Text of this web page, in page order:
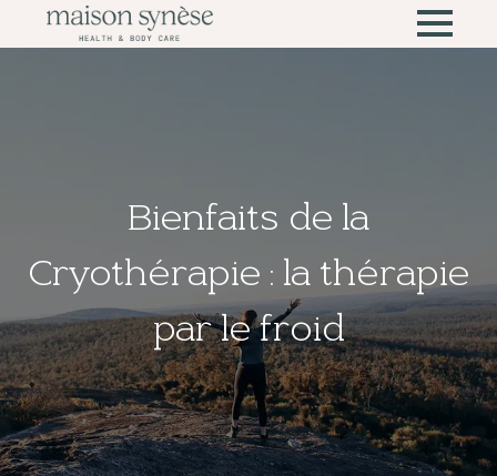
Bienfaits de la
Cryothérapie : la thérapie
par le froid